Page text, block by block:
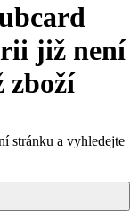
již není
zboží
stránku a vyhledejte